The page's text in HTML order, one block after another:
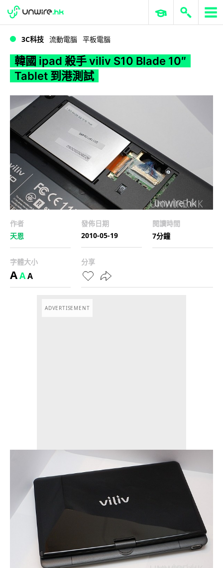
WWDC 2026 ERP 與商業 AI
3C科技 流動電腦 平板電腦
韓國 ipad 殺手 viliv S10 Blade 10″
Tablet 到港測試
作者
天恩
發佈日期
2010-05-19
閱讀時間
7分鐘
字體大小
AAA
分享
ADVERTISEMENT